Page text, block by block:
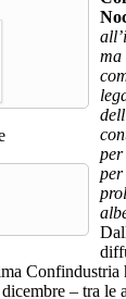
ma
Confindustria
– tra le